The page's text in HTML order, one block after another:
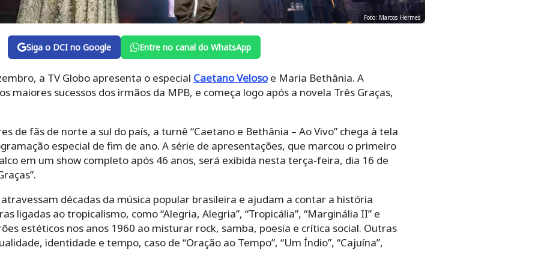
Foto: Marcos Hermes
Siga o DCI no Google Entre no canal do WhatsApp
a TV Globo apresenta o especial Caetano Velosoe Maria Bethânia. A
maiores sucessos dos irmãos da MPB, e começa logo após a novela Três Graças,
de fãs de norte a sul do país, a turnê “Caetano e Bethânia – Ao Vivo” chega à tela
especial de fim de ano. A série de apresentações, que marcou o primeiro
em um show completo após 46 anos, será exibida nesta terça-feira, dia 16 de
décadas da música popular brasileira e ajudam a contar a história
ligadas ao tropicalismo, como “Alegria, Alegria”, “Tropicália”, “Marginália II” e
estéticos nos anos 1960 ao misturar rock, samba, poesia e crítica social. Outras
identidade e tempo, caso de “Oração ao Tempo”, “Um Índio”, “Cajuína”,